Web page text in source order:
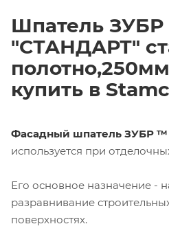
Шпатель ЗУБР
"СТАНДАРТ"
купить в
Фасадный шпатель ЗУБР ™
используется при
Его основное назначение -
разравнивание
поверхностях.